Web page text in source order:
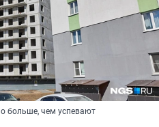
больше, чем успевают